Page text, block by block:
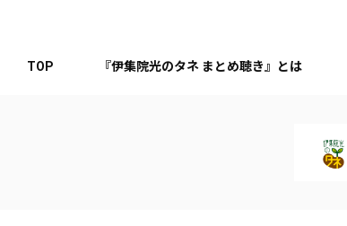
TOP 『伊集院光のタネ まとめ聴き』とは